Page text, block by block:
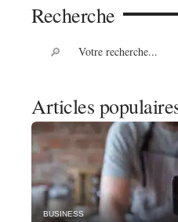
Recherche
Articles
BUSINESS